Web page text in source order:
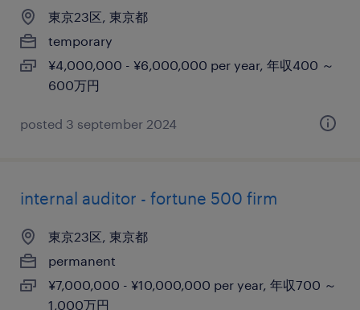
東京23区, 東京都
temporary
¥4,000,000 - ¥6,000,000 per year, 年収400 ～
600万円
posted 3 september 2024
internal auditor - fortune 500 firm
東京23区, 東京都
permanent
¥7,000,000 - ¥10,000,000 per year, 年収700 ～
1,000万円